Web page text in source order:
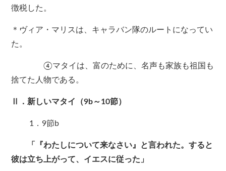
徴税した。
＊ヴィア・マリスは、キャラバン隊のルートになってい
た。
④マタイは、富のために、名声も家族も祖国も
捨てた人物である。
Ⅱ．新しいマタイ（9b～10節）
1．9節b
「『わたしについて来なさい』と言われた。すると
彼は立ち上がって、イエスに従った」